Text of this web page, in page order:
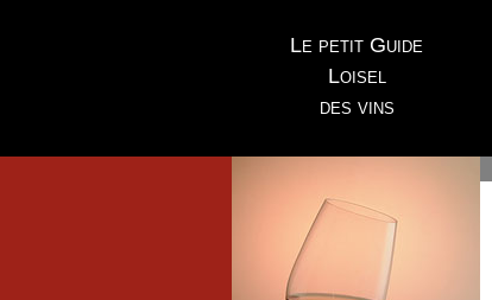
Le petit Guide
Loisel
des vins